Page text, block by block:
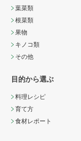
葉菜類
根菜類
果物
キノコ類
その他
目的から選ぶ
料理レシピ
育て方
食材レポート